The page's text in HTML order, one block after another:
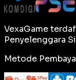
VexaGame
Penyelenggara
Metode